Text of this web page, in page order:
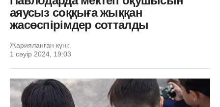
аяусыз соққыға жыққан
жасөспірімдер сотталды
Жарияланған күні:
1 сәуір 2024, 19:03